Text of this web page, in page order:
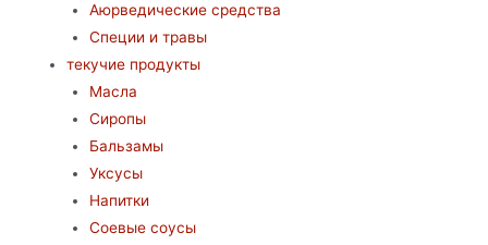
Аюрведические средства
Специи и травы
текучие продукты
Масла
Сиропы
Бальзамы
Уксусы
Напитки
Соевые соусы